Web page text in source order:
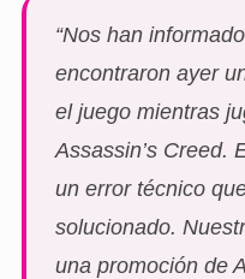
“Nos han
encontraron ayer
el juego mientras
Assassin’s Creed.
un error técnico
solucionado.
una promoción de